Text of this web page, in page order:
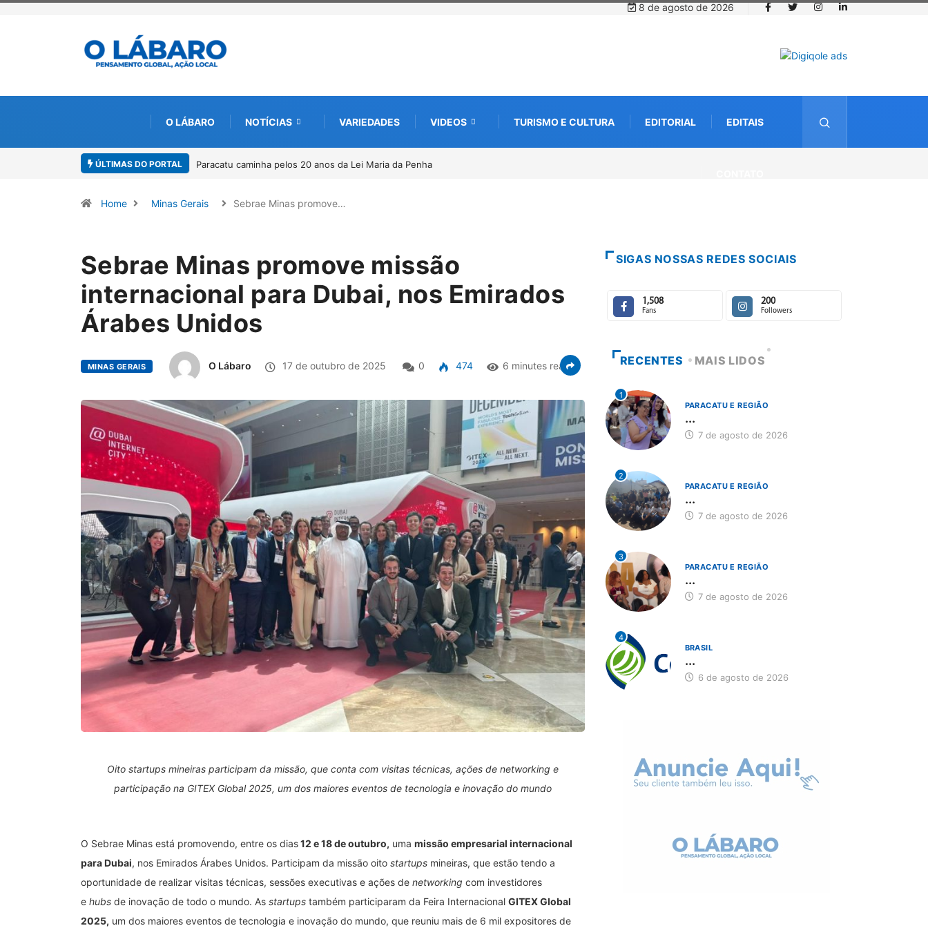
8 de agosto de 2026
O LÁBARO NOTÍCIAS VARIEDADES VIDEOS TURISMO E CULTURA EDITORIAL EDITAIS
ÚLTIMAS DO PORTAL Projeto CUTUCAR abre nova edição e semeia o futuro por meio da cultura e da memória
Home Minas Gerais Sebrae Minas promove…
Sebrae Minas promove missão
internacional para Dubai, nos Emirados
Árabes Unidos
MINAS GERAIS O Lábaro 17 de outubro de 2025 0 474 6 minutes read
Oito startups mineiras participam da missão, que conta com visitas técnicas, ações de networking e
participação na GITEX Global 2025, um dos maiores eventos de tecnologia e inovação do mundo
O Sebrae Minas está promovendo, entre os dias12 e 18 de outubro, uma missão empresarial internacional
para Dubai, nos Emirados Árabes Unidos. Participam da missão oito startups mineiras, que estão tendo a
oportunidade de realizar visitas técnicas, sessões executivas e ações de networking com investidores
e hubs de inovação de todo o mundo. As startups também participaram da Feira Internacional GITEX Global
2025, um dos maiores eventos de tecnologia e inovação do mundo, que reuniu mais de 6 mil expositores de
SIGAS NOSSAS REDES SOCIAIS
1,508
Fans
200
Followers
RECENTES MAIS LIDOS
1
PARACATU E REGIÃO
...
7 de agosto de 2026
2
PARACATU E REGIÃO
...
7 de agosto de 2026
3
PARACATU E REGIÃO
...
7 de agosto de 2026
4
BRASIL
...
6 de agosto de 2026